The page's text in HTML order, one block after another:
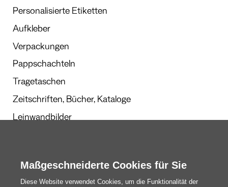
Personalisierte Etiketten
Aufkleber
Verpackungen
Pappschachteln
Tragetaschen
Zeitschriften, Bücher, Kataloge
Leinwandbilder
Maßgeschneiderte Cookies für Sie
Diese Website verwendet Cookies, um die Funktionalität der